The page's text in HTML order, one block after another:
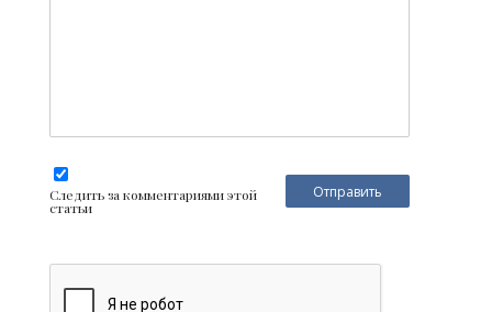
Следить за комментариями этой
статьи